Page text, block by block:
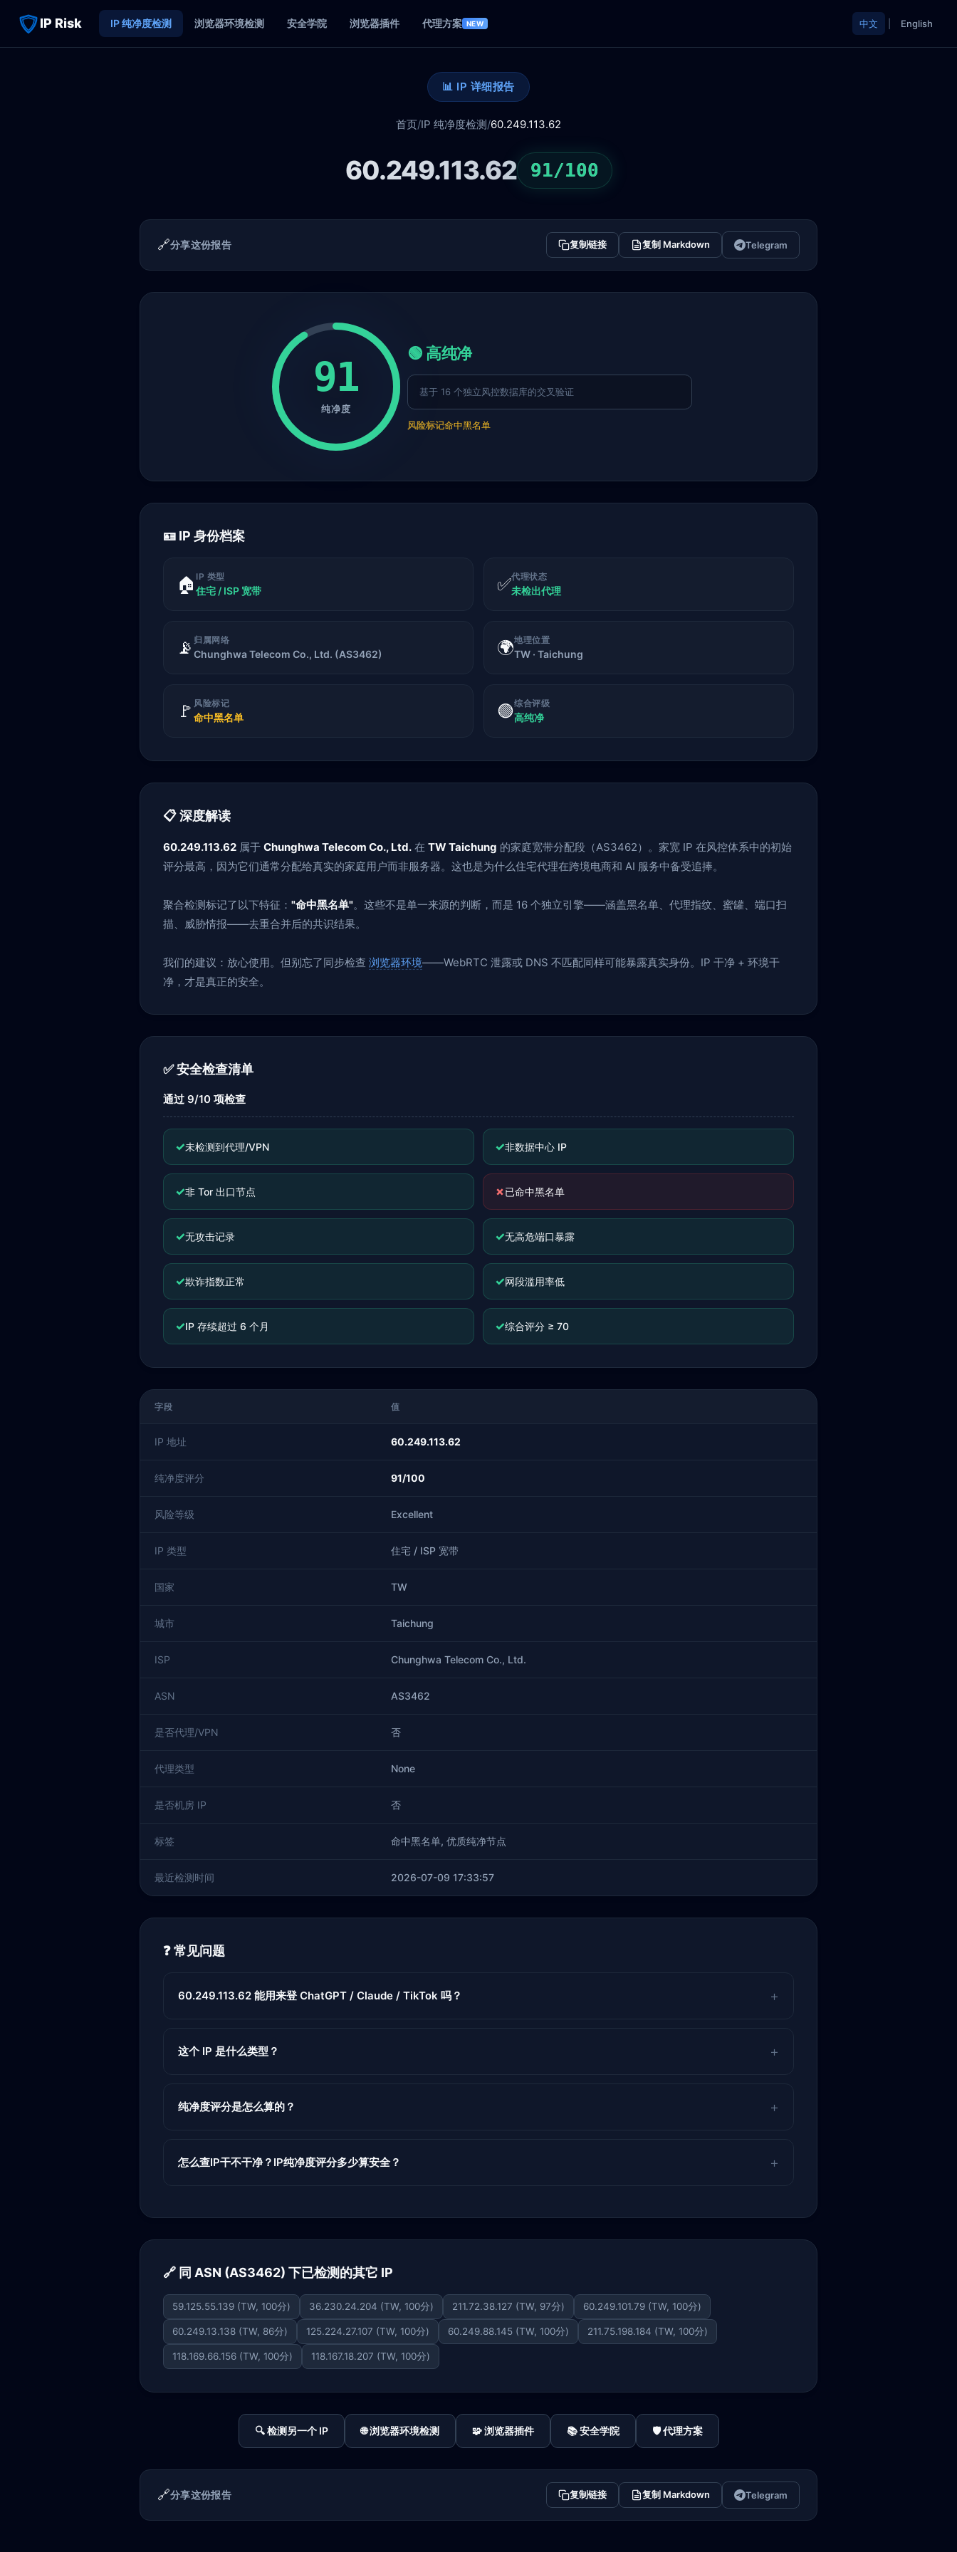
IP Risk IP 纯净度检测 浏览器环境检测 安全学院 浏览器插件 代理方案 NEW 中文 English
📊 IP 详细报告
首页/IP 纯净度检测/60.249.113.62
60.249.113.62 91/100
🔗分享这份报告 复制链接 复制 Markdown Telegram
91
纯净度
🟢 高纯净
基于 16 个独立风控数据库的交叉验证
风险标记命中黑名单
🪪 IP 身份档案
🏠 IP 类型
住宅 / ISP 宽带 ✅代理状态
未检出代理
📡 归属网络
Chunghwa Telecom Co., Ltd. (AS3462) 🌍地理位置
TW · Taichung
🚩 风险标记
命中黑名单 🟢综合评级
高纯净
📋 深度解读
60.249.113.62 属于 Chunghwa Telecom Co., Ltd. 在 TW Taichung 的家庭宽带分配段（AS3462）。家宽 IP 在风控体系中的初始
评分最高，因为它们通常分配给真实的家庭用户而非服务器。这也是为什么住宅代理在跨境电商和 AI 服务中备受追捧。
聚合检测标记了以下特征： "命中黑名单"。这些不是单一来源的判断，而是 16 个独立引擎——涵盖黑名单、代理指纹、蜜罐、端口扫
描、威胁情报——去重合并后的共识结果。
我们的建议：放心使用。但别忘了同步检查 浏览器环境——WebRTC 泄露或 DNS 不匹配同样可能暴露真实身份。IP 干净 + 环境干
净，才是真正的安全。
✅ 安全检查清单
通过 9/10 项检查
✓未检测到代理/VPN ✓非数据中心 IP
✓非 Tor 出口节点 ✗已命中黑名单
✓无攻击记录 ✓无高危端口暴露
✓欺诈指数正常 ✓网段滥用率低
✓IP 存续超过 6 个月 ✓综合评分 ≥ 70
字段 值
IP 地址 60.249.113.62
纯净度评分 91/100
风险等级 Excellent
IP 类型 住宅 / ISP 宽带
国家 TW
城市 Taichung
ISP Chunghwa Telecom Co., Ltd.
ASN AS3462
是否代理/VPN 否
代理类型 None
是否机房 IP 否
标签 命中黑名单, 优质纯净节点
最近检测时间 2026-07-09 17:33:57
❓ 常见问题
60.249.113.62 能用来登 ChatGPT / Claude / TikTok 吗？
这个 IP 是什么类型？
纯净度评分是怎么算的？
怎么查IP干不干净？IP纯净度评分多少算安全？
🔗 同 ASN (AS3462) 下已检测的其它 IP
59.125.55.139 (TW, 100分) 36.230.24.204 (TW, 100分) 211.72.38.127 (TW, 97分) 60.249.101.79 (TW, 100分)
60.249.13.138 (TW, 86分) 125.224.27.107 (TW, 100分) 60.249.88.145 (TW, 100分) 211.75.198.184 (TW, 100分)
118.169.66.156 (TW, 100分) 118.167.18.207 (TW, 100分)
🔍 检测另一个 IP 🌐 浏览器环境检测 🧩 浏览器插件 📚 安全学院 🛡️ 代理方案
🔗分享这份报告 复制链接 复制 Markdown Telegram